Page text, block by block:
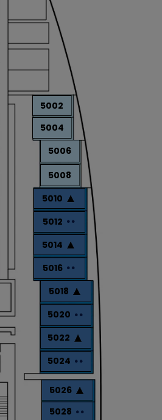
5002
5004
5006
5008
5010
5012
5014
5016
5018
5020
5022
5024
5026
5028